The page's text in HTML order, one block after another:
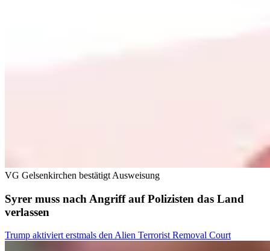
VG Gelsenkirchen bestätigt Ausweisung
Syrer muss nach Angriff auf Polizisten das Land
verlassen
Trump aktiviert erstmals den Alien Terrorist Removal Court